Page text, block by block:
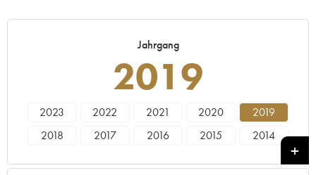
Jahrgang
2019
2023 2022 2021 2020
2019
2018
2017 2016 2015
2014